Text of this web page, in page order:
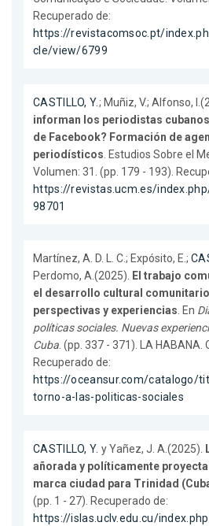
Recuperado de:
https://revistacomsoc.pt/
cle/view/6799
CASTILLO, Y.; Muñiz, V.; Alfonso,
informan los periodistas
de Facebook? Formación de
periodísticos. Estudios Sobre el
Volumen: 31. (pp. 179 - 193).
https://revistas.ucm.es/
98701
Martínez, A. D. L. C.; Expósito, E.;
Perdomo, A.(2025). El trabajo
el desarrollo cultural
perspectivas y experiencias. En
políticas sociales. Nuevas
Cuba. (pp. 337 - 371). LA HABANA.
Recuperado de:
https://oceansur.com/catalogo/
torno-a-las-politicas-sociales
CASTILLO, Y. y Yañez, J. A.(2025).
añorada y políticamente
marca ciudad para Trinidad
(pp. 1 - 27). Recuperado de:
https://islas.uclv.edu.cu/